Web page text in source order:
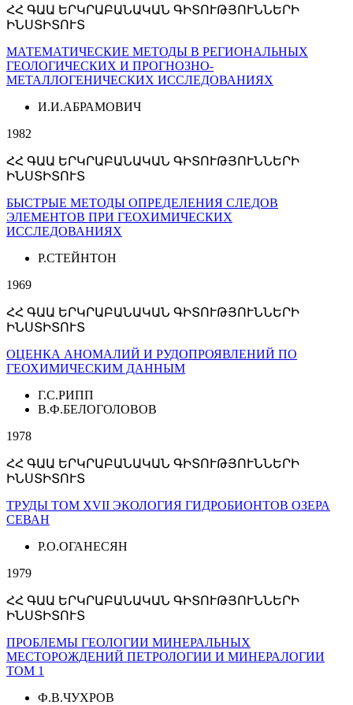
ՀՀ ԳԱԱ ԵՐԿՐԱԲԱՆԱԿԱՆ ԳԻՏՈՒԹՅՈՒՆՆԵՐԻ
ԻՆՍՏԻՏՈՒՏ
МАТЕМАТИЧЕСКИЕ МЕТОДЫ В РЕГИОНАЛЬНЫХ
ГЕОЛОГИЧЕСКИХ И ПРОГНОЗНО-
МЕТАЛЛОГЕНИЧЕСКИХ ИССЛЕДОВАНИЯХ
И.И.АБРАМОВИЧ
1982
ՀՀ ԳԱԱ ԵՐԿՐԱԲԱՆԱԿԱՆ ԳԻՏՈՒԹՅՈՒՆՆԵՐԻ
ԻՆՍՏԻՏՈՒՏ
БЫСТРЫЕ МЕТОДЫ ОПРЕДЕЛЕНИЯ СЛЕДОВ
ЭЛЕМЕНТОВ ПРИ ГЕОХИМИЧЕСКИХ
ИССЛЕДОВАНИЯХ
Р.СТЕЙНТОН
1969
ՀՀ ԳԱԱ ԵՐԿՐԱԲԱՆԱԿԱՆ ԳԻՏՈՒԹՅՈՒՆՆԵՐԻ
ԻՆՍՏԻՏՈՒՏ
ОЦЕНКА АНОМАЛИЙ И РУДОПРОЯВЛЕНИЙ ПО
ГЕОХИМИЧЕСКИМ ДАННЫМ
Г.С.РИПП
В.Ф.БЕЛОГОЛОВОВ
1978
ՀՀ ԳԱԱ ԵՐԿՐԱԲԱՆԱԿԱՆ ԳԻՏՈՒԹՅՈՒՆՆԵՐԻ
ԻՆՍՏԻՏՈՒՏ
ТРУДЫ ТОМ XVII ЭКОЛОГИЯ ГИДРОБИОНТОВ ОЗЕРА
СЕВАН
Р.О.ОГАНЕСЯН
1979
ՀՀ ԳԱԱ ԵՐԿՐԱԲԱՆԱԿԱՆ ԳԻՏՈՒԹՅՈՒՆՆԵՐԻ
ԻՆՍՏԻՏՈՒՏ
ПРОБЛЕМЫ ГЕОЛОГИИ МИНЕРАЛЬНЫХ
МЕСТОРОЖДЕНИЙ ПЕТРОЛОГИИ И МИНЕРАЛОГИИ
ТОМ 1
Ф.В.ЧУХРОВ